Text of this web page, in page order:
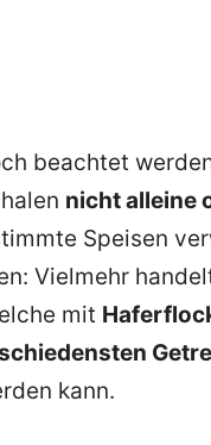
beachtet
nicht alleine
Speisen
Vielmehr
mit
kann.